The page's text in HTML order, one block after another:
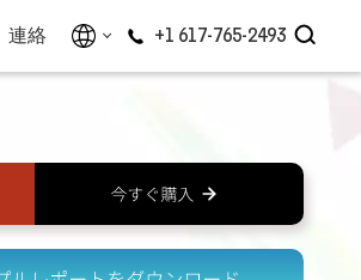
連絡 +1 617-765-2493